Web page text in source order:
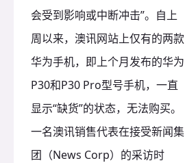
会受到影响或中断冲击”。 自上
周以来，澳讯网站上仅有的两款
华为手机，即上个月发布的华为
P30和P30 Pro型号手机，一直
显示“缺货”的状态，无法购买。
一名澳讯销售代表在接受新闻集
团（News Corp）的采访时